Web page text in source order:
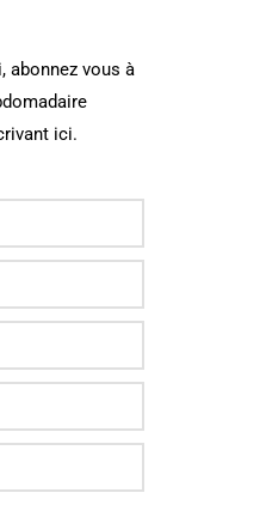
abonnez vous à
ici.